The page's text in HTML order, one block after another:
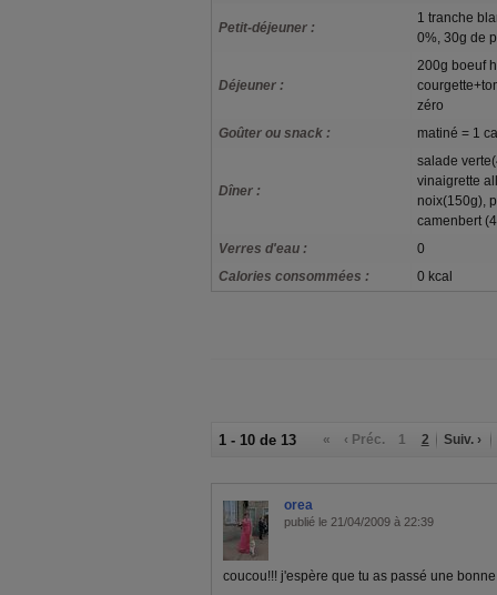
Petit-déjeuner :
1 tranche
0%, 30g de
Déjeuner :
200g boeuf
zéro
Goûter ou snack :
matiné = 1
Dîner :
salade
vinaigrette
noix(150g),
camenbert
Verres d'eau :
0
Calories consommées :
0 kcal
1 - 10 de 13 « ‹ Préc. 1 2 Suiv. ›
orea
publié le 21/04/2009 à 22:39
coucou!!! j'espère que tu as passé une